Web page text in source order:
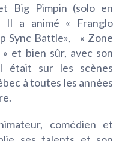
Big Pimpin (solo en
Il a animé « Franglo
Sync Battle», « Zone
et bien sûr, avec son
était sur les scènes
à toutes les années
comédien et